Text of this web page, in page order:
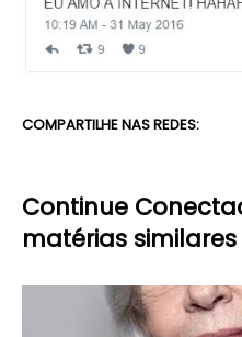
COMPARTILHE NAS REDES:
Continue
matérias similares